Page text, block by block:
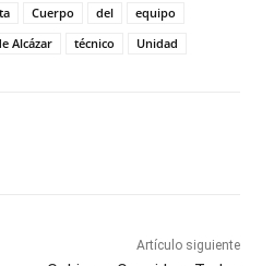
Cuerpo del
equipo
Alcázar técnico Unidad
Artículo siguiente